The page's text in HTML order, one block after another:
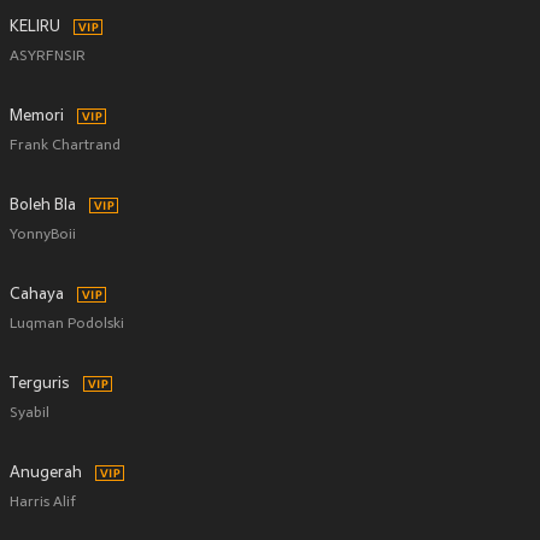
KELIRU
ASYRFNSIR
Memori
Frank Chartrand
Boleh Bla
YonnyBoii
Cahaya
Luqman Podolski
Terguris
Syabil
Anugerah
Harris Alif